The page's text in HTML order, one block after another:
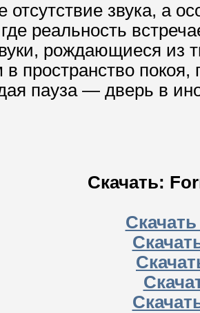
звука, а
реальность
рождающиеся из
в пространство
пауза — дверь в
Скачать: